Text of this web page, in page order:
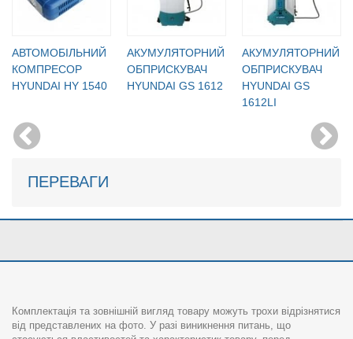
АВТОМОБІЛЬНИЙ
КОМПРЕСОР
HYUNDAI HY 1540
АКУМУЛЯТОРНИЙ
ОБПРИСКУВАЧ
HYUNDAI GS 1612
АКУМУЛЯТОРНИЙ
ОБПРИСКУВАЧ
HYUNDAI GS
1612LI
ПЕРЕВАГИ
Комплектація та зовнішній вигляд товару можуть трохи відрізнятися
від представлених на фото. У разі виникнення питань, що